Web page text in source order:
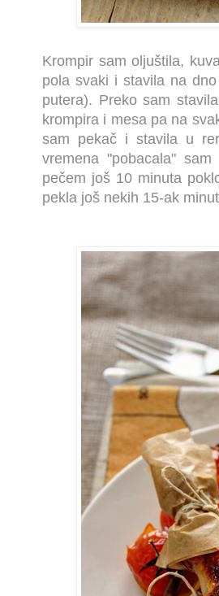
Krompir sam oljuštila,
pola svaki i stavila na
putera). Preko sam
krompira i mesa pa na
sam pekač i stavila u
vremena "pobacala"
pečem još 10 minuta
pekla još nekih 15-ak